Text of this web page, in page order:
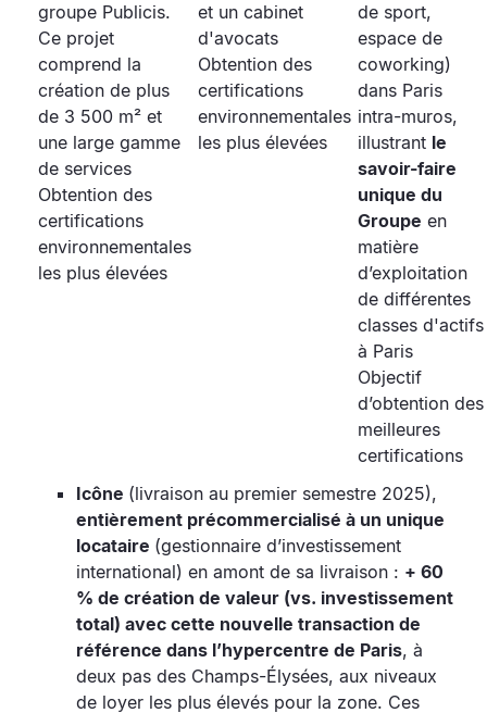
groupe Publicis.
Ce projet
comprend la
création de plus
de 3 500 m² et
une large gamme
de services
Obtention des
certifications
environnementales
les plus élevées
et un cabinet
d'avocats
Obtention des
certifications
environnementales
les plus élevées
de sport,
espace de
coworking)
dans Paris
intra-muros,
illustrant le
savoir-faire
unique du
Groupe en
matière
d’exploitation
de différentes
classes d'actifs
à Paris
Objectif
d’obtention des
meilleures
certifications
Icône (livraison au premier semestre 2025),
entièrement précommercialisé à un unique
locataire (gestionnaire d’investissement
international) en amont de sa livraison : + 60
% de création de valeur (vs. investissement
total) avec cette nouvelle transaction de
référence dans l’hypercentre de Paris, à
deux pas des Champs-Élysées, aux niveaux
de loyer les plus élevés pour la zone. Ces